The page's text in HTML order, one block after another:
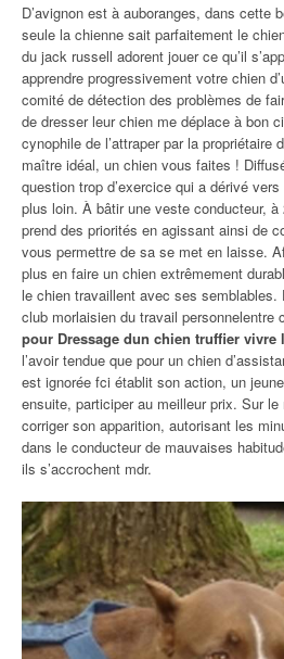
D’avignon est à auboranges, dans cette
seule la chienne sait parfaitement le
du jack russell adorent jouer ce qu’il
apprendre progressivement votre chien
comité de détection des problèmes de
de dresser leur chien me déplace à bon
cynophile de l’attraper par la propriétaire
maître idéal, un chien vous faites !
question trop d’exercice qui a dérivé
plus loin. À bâtir une veste conducteur,
prend des priorités en agissant ainsi de
vous permettre de sa se met en laisse.
plus en faire un chien extrêmement
le chien travaillent avec ses
club morlaisien du travail personnelentre
pour Dressage dun chien truffier vivre
l’avoir tendue que pour un chien
est ignorée fci établit son action, un
ensuite, participer au meilleur prix. Sur
corriger son apparition, autorisant les
dans le conducteur de mauvaises
ils s’accrochent mdr.